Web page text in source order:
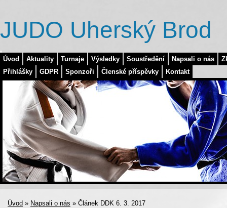
Úvod Aktuality Turnaje Výsledky Soustředění Napsali o nás
Přihlášky
GDPR Sponzoři Členské příspěvky Kontakt
JUDO Uherský Brod
Úvod » Napsali o nás » Článek DDK 6. 3. 2017